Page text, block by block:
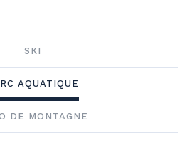
SKI
AQUATIQUE
DE MONTAGNE